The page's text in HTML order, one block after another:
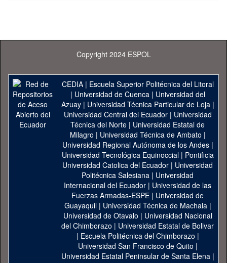
Copyright 2024 ESPOL
CEDIA| Escuela Superior Politécnica del Litoral
| Universidad de Cuenca| Universidad del
Azuay| Universidad Técnica Particular de Loja|
Universidad Central del Ecuador| Universidad
Técnica del Norte | Universidad Estatal de
Milagro | Universidad Técnica de Ambato |
Universidad Regional Autónoma de los Andes|
Universidad Tecnológica Equinoccial| Pontificia
Universidad Catolica del Ecuador | Universidad
Politécnica Salesiana | Universidad
Internacional del Ecuador | Universidad de las
Fuerzas Armadas-ESPE | Universidad de
Guayaquil| Universidad Técnica de Machala|
Universidad de Otavalo | Universidad Nacional
del Chimborazo | Universidad Estatal de Bolivar
| Escuela Politécnica del Chimborazo |
Universidad San Francisco de Quito |
Universidad Estatal Peninsular de Santa Elena|